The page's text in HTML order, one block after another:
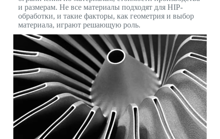
и размерам. Не все материалы подходят для HIP-
обработки, и такие факторы, как геометрия и выбор
материала, играют решающую роль.